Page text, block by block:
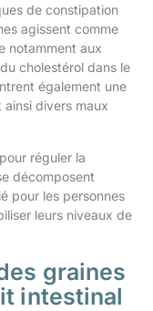
de constipation
agissent comme
notamment aux
cholestérol dans le
également une
divers maux
réguler la
décomposent
pour les personnes
leurs niveaux de
graines
intestinal